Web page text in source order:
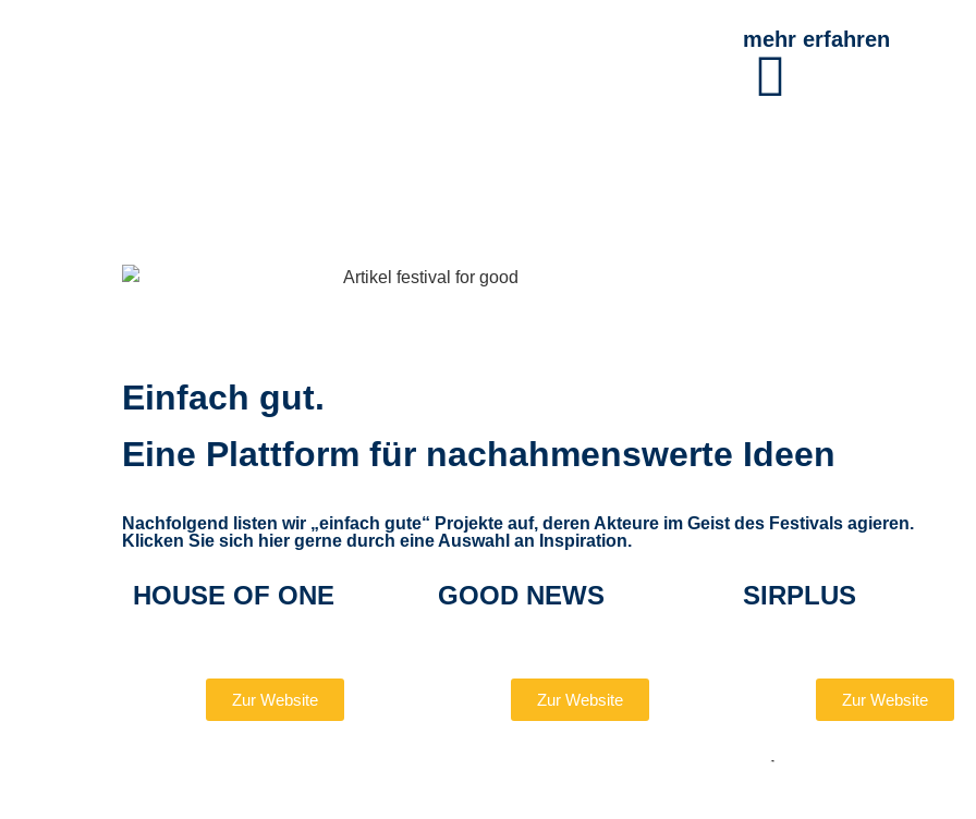
mehr erfahren
Einfach gut.
Eine Plattform für nachahmenswerte Ideen
Nachfolgend listen wir „einfach gute“ Projekte auf, deren Akteure im Geist des Festivals agieren.
Klicken Sie sich hier gerne durch eine Auswahl an Inspiration.
HOUSE OF ONE
Zur Website
GOOD NEWS
Zur Website
SIRPLUS
Zur Website